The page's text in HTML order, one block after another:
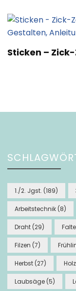
Sticken –
1./2. Jgst. (189)
Arbeitstechnik (8)
Draht (29)
Filzen (7)
Herbst (27) Holz
Laubsäge (5)